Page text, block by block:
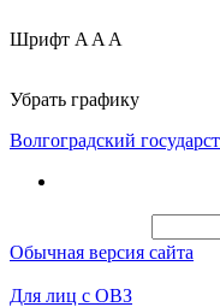
Шрифт A A A
Убрать графику
Волгоградский
Обычная версия сайта
Для лиц с ОВЗ